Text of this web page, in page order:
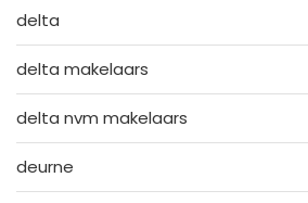
delta
delta makelaars
delta nvm makelaars
deurne